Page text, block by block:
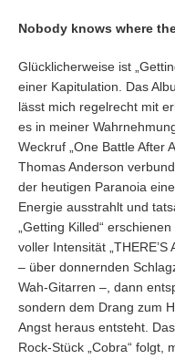
Nobody knows where
Glücklicherweise ist
einer Kapitulation. Das
lässt mich regelrecht mit
es in meiner
Weckruf „One Battle After
Thomas Anderson
der heutigen Paranoia
Energie ausstrahlt und
„Getting Killed“
voller Intensität
– über donnernden
Wah-Gitarren –, dann
sondern dem Drang zum
Angst heraus entsteht.
Rock-Stück „Cobra“ folgt,